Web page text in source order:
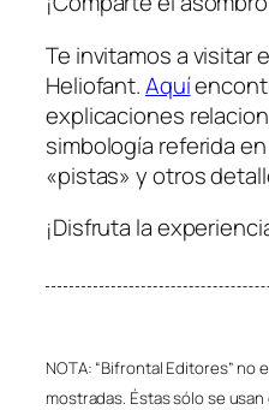
Te invitamos a visitar
Heliofant.Aquí
explicaciones
simbología referida
«pistas» y otros
¡Disfruta la
NOTA: “Bifrontal Editores” no
mostradas. Éstas sólo se